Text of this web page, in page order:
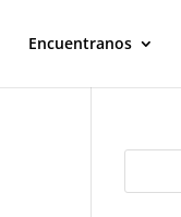
Encuentranos